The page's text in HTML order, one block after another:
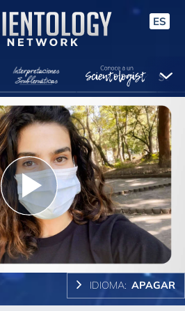
ES
Play
Video
IDIOMA: APAGAR